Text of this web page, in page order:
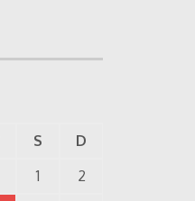
S
D
1
2